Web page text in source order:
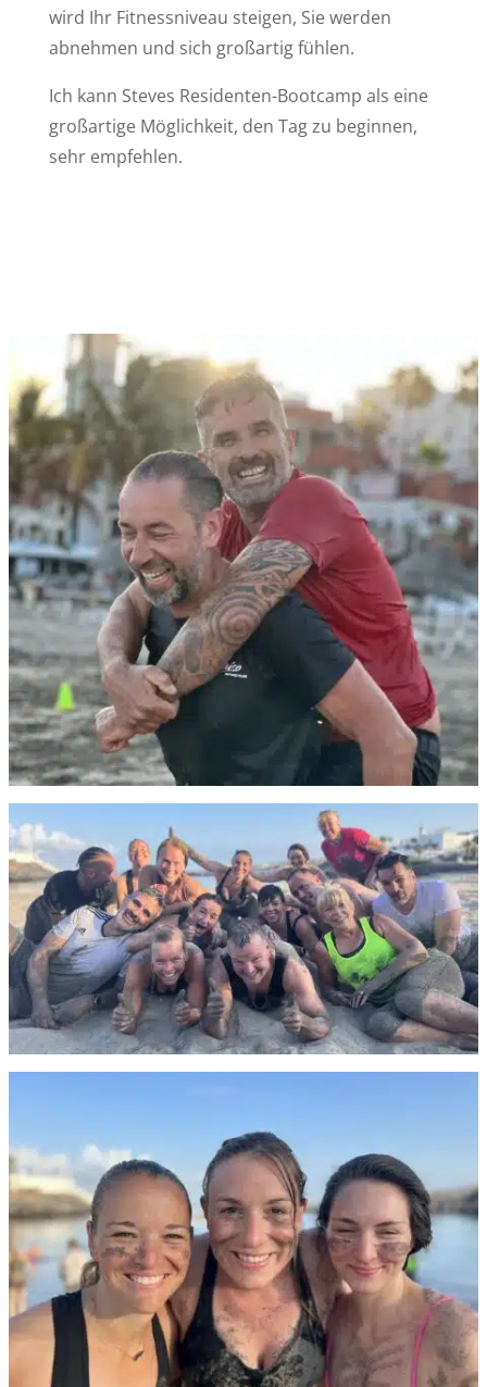
wird Ihr Fitnessniveau steigen, Sie werden
abnehmen und sich großartig fühlen.
Ich kann Steves Residenten-Bootcamp als eine
großartige Möglichkeit, den Tag zu beginnen,
sehr empfehlen.